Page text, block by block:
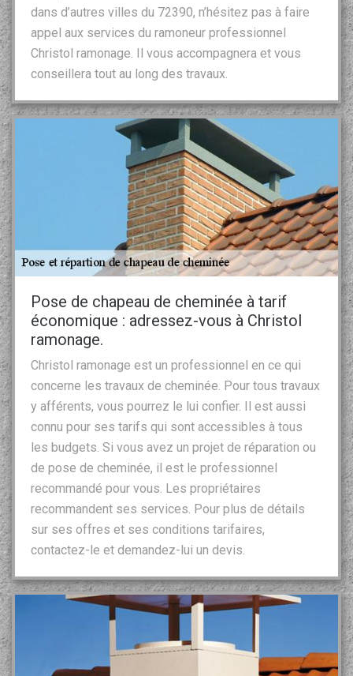
dans d’autres villes du 72390, n’hésitez pas à faire
appel aux services du ramoneur professionnel
Christol ramonage. Il vous accompagnera et vous
conseillera tout au long des travaux.
Pose de chapeau de cheminée à tarif
économique : adressez-vous à Christol
ramonage.
Christol ramonage est un professionnel en ce qui
concerne les travaux de cheminée. Pour tous travaux
y afférents, vous pourrez le lui confier. Il est aussi
connu pour ses tarifs qui sont accessibles à tous
les budgets. Si vous avez un projet de réparation ou
de pose de cheminée, il est le professionnel
recommandé pour vous. Les propriétaires
recommandent ses services. Pour plus de détails
sur ses offres et ses conditions tarifaires,
contactez-le et demandez-lui un devis.